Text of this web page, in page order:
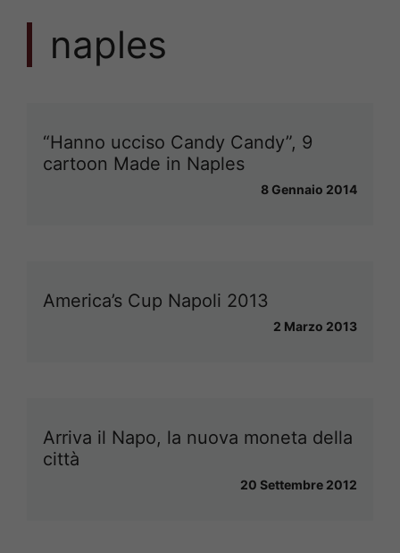
naples
“Hanno ucciso Candy Candy”, 9
cartoon Made in Naples
8 Gennaio 2014
America’s Cup Napoli 2013
2 Marzo 2013
Arriva il Napo, la nuova moneta della
città
20 Settembre 2012